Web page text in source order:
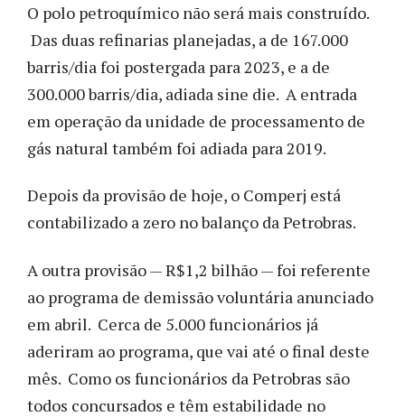
O polo petroquímico não será mais construído.
Das duas refinarias planejadas, a de 167.000
barris/dia foi postergada para 2023, e a de
300.000 barris/dia, adiada sine die. A entrada
em operação da unidade de processamento de
gás natural também foi adiada para 2019.
Depois da provisão de hoje, o Comperj está
contabilizado a zero no balanço da Petrobras.
A outra provisão — R$1,2 bilhão — foi referente
ao programa de demissão voluntária anunciado
em abril. Cerca de 5.000 funcionários já
aderiram ao programa, que vai até o final deste
mês. Como os funcionários da Petrobras são
todos concursados e têm estabilidade no